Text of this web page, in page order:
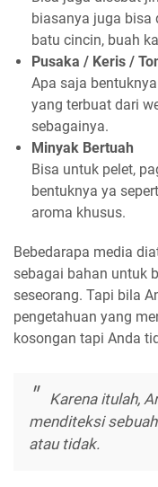
biasanya juga bisa
batu cincin, buah
Pusaka / Keris /
Apa saja
yang terbuat dari
sebagainya.
Minyak Bertuah
Bisa untuk pelet,
bentuknya ya
aroma khusus.
Bebedarapa media
sebagai bahan untuk
seseorang. Tapi bila
pengetahuan yang
kosongan tapi Anda
Karena itulah,
menditeksi
atau tidak.